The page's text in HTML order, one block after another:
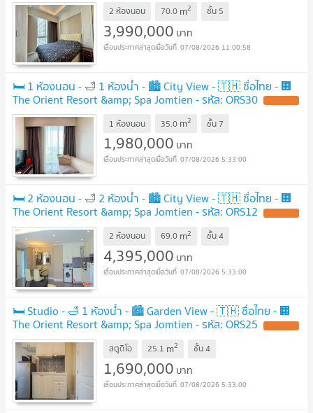
2 ห้องนอน 70.0 m2 ชั้น 5
3,990,000 บาท
07/08/2026 11:00:58
🛏️ 1 ห้องนอน - 🛁 1 ห้องน้ำ - 🏙️ City View - 🇹🇭 ชื่อไทย - 🏢
The Orient Resort &amp; Spa Jomtien - รหัส: ORS30
1 ห้องนอน 35.0 m2 ชั้น 7
1,980,000 บาท
07/08/2026 5:33:00
🛏️ 2 ห้องนอน - 🛁 2 ห้องน้ำ - 🏙️ City View - 🇹🇭 ชื่อไทย - 🏢
The Orient Resort &amp; Spa Jomtien - รหัส: ORS12
2 ห้องนอน 69.0 m2 ชั้น4
4,395,000 บาท
07/08/2026 5:33:00
🛏️ Studio - 🛁 1 ห้องน้ำ - 🏙️ Garden View - 🇹🇭 ชื่อไทย - 🏢
The Orient Resort &amp; Spa Jomtien - รหัส: ORS25
สตูดิโอ 25.1 m2 ชั้น4
1,690,000 บาท
07/08/2026 5:33:00